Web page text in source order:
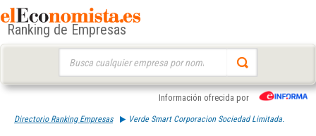
Ranking de Empresas
Información ofrecida por
Directorio Ranking Empresas Verde Smart Corporacion Sociedad Limitada.